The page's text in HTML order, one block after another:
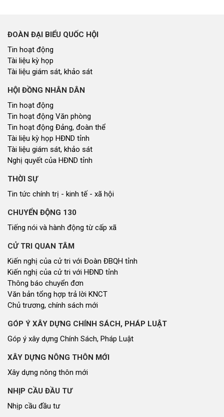
ĐOÀN ĐẠI BIỂU QUỐC HỘI
Tin hoạt động
Tài liệu kỳ họp
Tài liệu giám sát, khảo sát
HỘI ĐỒNG NHÂN DÂN
Tin hoạt động
Tin hoạt động Văn phòng
Tin hoạt động Đảng, đoàn thể
Tài liệu kỳ họp HĐND tỉnh
Tài liệu giám sát, khảo sát
Nghị quyết của HĐND tỉnh
THỜI SỰ
Tin tức chính trị - kinh tế - xã hội
CHUYỂN ĐỘNG 130
Tiếng nói và hành động từ cấp xã
CỬ TRI QUAN TÂM
Kiến nghị của cử tri với Đoàn ĐBQH tỉnh
Kiến nghị của cử tri với HĐND tỉnh
Thông báo chuyển đơn
Văn bản tổng hợp trả lời KNCT
Chủ trương, chính sách mới
GÓP Ý XÂY DỰNG CHÍNH SÁCH, PHÁP LUẬT
Góp ý xây dựng Chính Sách, Pháp Luật
XÂY DỰNG NÔNG THÔN MỚI
Xây dựng nông thôn mới
NHỊP CẦU ĐẦU TƯ
Nhịp cầu đầu tư